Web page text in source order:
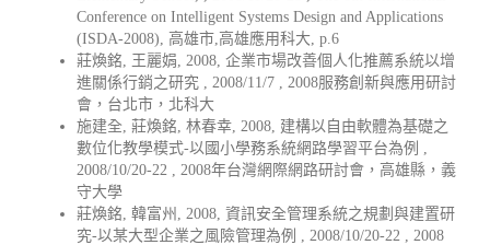
Conference on Intelligent Systems Design and Applications
(ISDA-2008), 高雄市,高雄應用科大, p.6
莊煥銘, 王麗娟, 2008, 企業市場改善個人化推薦系統以增
進關係行銷之研究 , 2008/11/7 , 2008服務創新與應用研討
會，台北市，北科大
施建全, 莊煥銘, 林春幸, 2008, 建構以自由軟體為基礎之
數位化教學模式-以國小學務系統網路學習平台為例 ,
2008/10/20-22 , 2008年台灣網際網路研討會，高雄縣，義
守大學
莊煥銘, 韓富州, 2008, 資訊安全管理系統之規劃與建置研
究-以某大型企業之風險管理為例 , 2008/10/20-22 , 2008